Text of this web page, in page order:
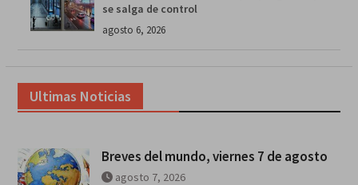
se salga de control
agosto 6, 2026
Ultimas Noticias
Breves del mundo, viernes 7 de agosto
agosto 7, 2026